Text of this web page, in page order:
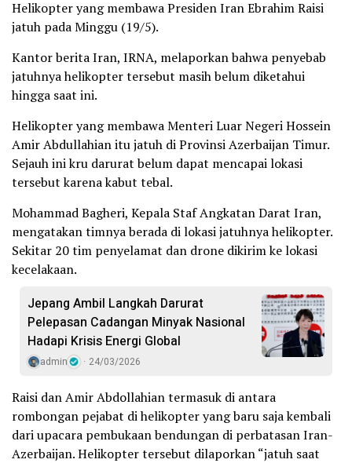
Helikopter yang membawa Presiden Iran Ebrahim Raisi
jatuh pada Minggu (19/5).
Kantor berita Iran, IRNA, melaporkan bahwa penyebab
jatuhnya helikopter tersebut masih belum diketahui
hingga saat ini.
Helikopter yang membawa Menteri Luar Negeri Hossein
Amir Abdullahian itu jatuh di Provinsi Azerbaijan Timur.
Sejauh ini kru darurat belum dapat mencapai lokasi
tersebut karena kabut tebal.
Mohammad Bagheri, Kepala Staf Angkatan Darat Iran,
mengatakan timnya berada di lokasi jatuhnya helikopter.
Sekitar 20 tim penyelamat dan drone dikirim ke lokasi
kecelakaan.
Jepang Ambil Langkah Darurat
Pelepasan Cadangan Minyak Nasional
Hadapi Krisis Energi Global
admin 24/03/2026
Raisi dan Amir Abdollahian termasuk di antara
rombongan pejabat di helikopter yang baru saja kembali
dari upacara pembukaan bendungan di perbatasan Iran-
Azerbaijan. Helikopter tersebut dilaporkan “jatuh saat